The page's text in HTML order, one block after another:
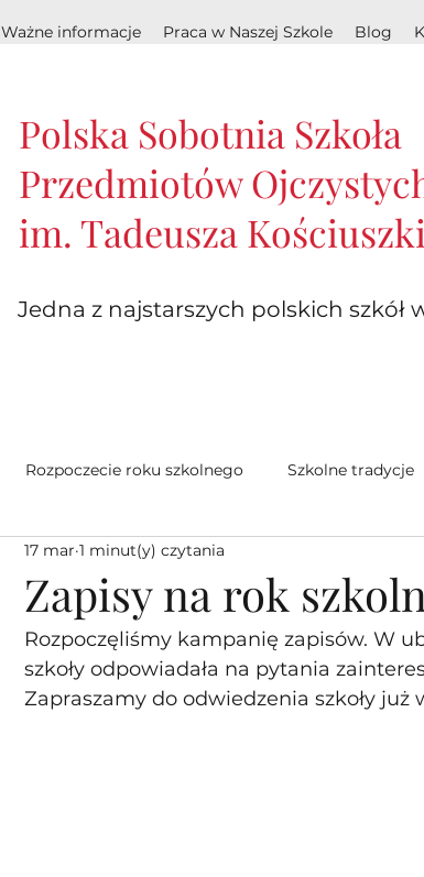
Ważne informacje Praca w Naszej Szkole Blog
Polska Sobotnia Szkoła
Przedmiotów
im. Tadeusza
Jedna z najstarszych polskich szkół
Rozpoczecie roku szkolnego Szkolne tradycje
Zapisy na rok
17 mar 1 minut(y) czytania
Rozpoczęliśmy kampanię zapisów. W
szkoły odpowiadała na pytania
‎Zapraszamy do odwiedzenia szkoły